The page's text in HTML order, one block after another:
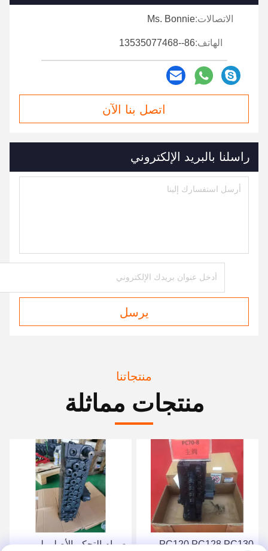
الاتصالات:Ms. Bonnie
الهاتف:86--13535077468
اتصل بنا الآن
راسلنا بالبريد الإلكتروني
يرسل
منتجاتنا
منتجات مماثلة
PC120 PC128 PC130
صمام التحكم الأصلي لـ